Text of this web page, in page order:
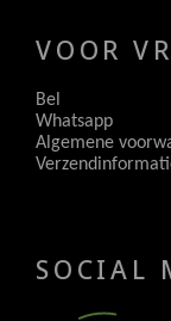
VOOR
Bel
Whatsapp
Algemene
SOCIAL